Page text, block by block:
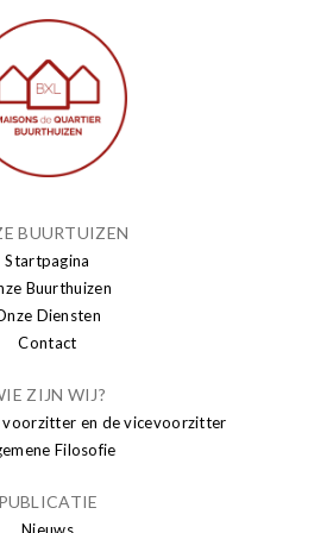
BUURTUIZEN
Startpagina
Buurthuizen
Diensten
Contact
ZIJN WIJ?
voorzitter en de vicevoorzitter
Filosofie
PUBLICATIE
Nieuws